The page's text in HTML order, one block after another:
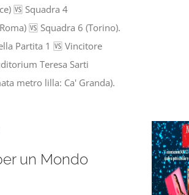
🆚 Squadra 4
🆚 Squadra 6 (Torino).
Partita 1 🆚 Vincitore
Teresa Sarti
metro lilla: Ca' Granda).
un Mondo